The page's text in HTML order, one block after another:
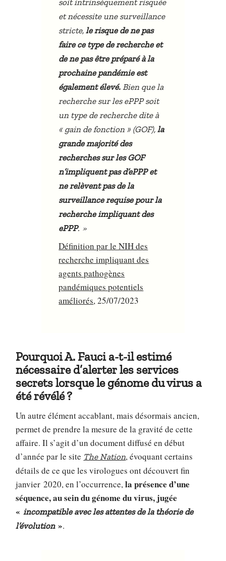
et nécessite une surveillance
stricte,le risque de ne pas
faire ce type de recherche et
de ne pas être préparé à la
prochaine pandémie est
également élevé. Bien que la
recherche sur les ePPP soit
un type de recherche dite à
« gain de fonction » (GOF),la
grande majorité des
recherches sur les GOF
n’impliquent pas d’ePPP et
ne relèvent pas de la
surveillance requise pour la
recherche impliquant des
ePPP. »
Définition par le NIH des
recherche impliquant des
agents pathogènes
pandémiques potentiels
améliorés, 25/07/2023
Pourquoi A. Fauci a-t-il estimé
nécessaire d’alerter les services
secrets lorsque le génome du virus a
été révélé ?
Un autre élément accablant, mais désormais ancien,
permet de prendre la mesure de la gravité de cette
affaire. Il s’agit d’un document diffusé en début
d’année par le site The Nation, évoquant certains
détails de ce que les virologues ont découvert fin
janvier 2020, en l’occurrence,la présence d’une
séquence, au sein du génome du virus, jugée
«incompatible avec les attentes de la théorie de
l’évolution».